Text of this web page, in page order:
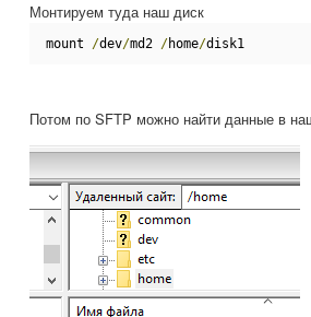
Монтируем туда наш диск
mount /dev/md2 /home/disk1
Потом по SFTP можно найти данные в